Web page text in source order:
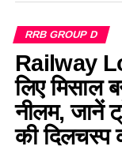
RRB GROUP D
Railway
लिए मिसाल
नीलम, जानें
की दिलचस्प